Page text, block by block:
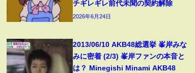
チギレギレ前代未聞の契約解除
2026年6月24日
2013/06/10 AKB48総選挙 峯岸みな
みに密着 (2/3) 峯岸ファンの本音と
は？ Minegishi Minami AKB48